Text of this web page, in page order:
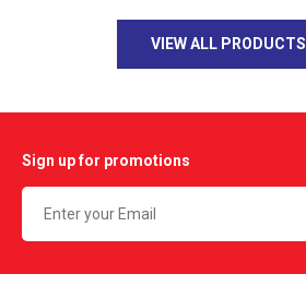
VIEW ALL PRODUCTS
Sign up for promotions